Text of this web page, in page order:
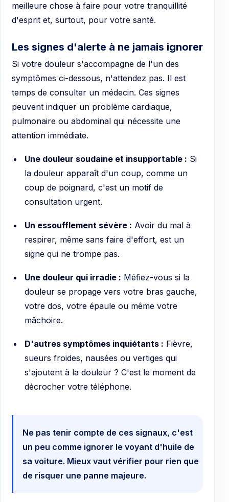
meilleure chose à faire pour votre tranquillité
d'esprit et, surtout, pour votre santé.
Les signes d'alerte à ne jamais ignorer
Si votre douleur s'accompagne de l'un des
symptômes ci-dessous, n'attendez pas. Il est
temps de consulter un médecin. Ces signes
peuvent indiquer un problème cardiaque,
pulmonaire ou abdominal qui nécessite une
attention immédiate.
Une douleur soudaine et insupportable : Si
la douleur apparaît d'un coup, comme un
coup de poignard, c'est un motif de
consultation urgent.
Un essoufflement sévère : Avoir du mal à
respirer, même sans faire d'effort, est un
signe qui ne trompe pas.
Une douleur qui irradie : Méfiez-vous si la
douleur se propage vers votre bras gauche,
votre dos, votre épaule ou même votre
mâchoire.
D'autres symptômes inquiétants : Fièvre,
sueurs froides, nausées ou vertiges qui
s'ajoutent à la douleur ? C'est le moment de
décrocher votre téléphone.
Ne pas tenir compte de ces signaux, c'est
un peu comme ignorer le voyant d'huile de
sa voiture. Mieux vaut vérifier pour rien que
de risquer une panne majeure.